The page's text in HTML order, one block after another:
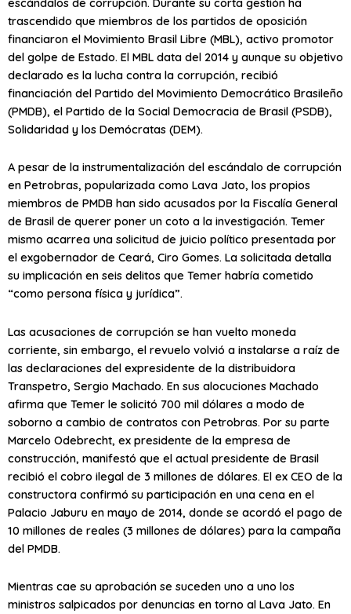
trascendido que miembros de los partidos de oposición
financiaron el Movimiento Brasil Libre (MBL), activo promotor
del golpe de Estado. El MBL data del 2014 y aunque su objetivo
declarado es la lucha contra la corrupción, recibió
financiación del Partido del Movimiento Democrático Brasileño
(PMDB), el Partido de la Social Democracia de Brasil (PSDB),
Solidaridad y los Demócratas (DEM).
A pesar de la instrumentalización del escándalo de corrupción
en Petrobras, popularizada como Lava Jato, los propios
miembros de PMDB han sido acusados por la Fiscalía General
de Brasil de querer poner un coto a la investigación. Temer
mismo acarrea una solicitud de juicio político presentada por
el exgobernador de Ceará, Ciro Gomes. La solicitada detalla
su implicación en seis delitos que Temer habría cometido
“como persona física y jurídica”.
Las acusaciones de corrupción se han vuelto moneda
corriente, sin embargo, el revuelo volvió a instalarse a raíz de
las declaraciones del expresidente de la distribuidora
Transpetro, Sergio Machado. En sus alocuciones Machado
afirma que Temer le solicitó 700 mil dólares a modo de
soborno a cambio de contratos con Petrobras. Por su parte
Marcelo Odebrecht, ex presidente de la empresa de
construcción, manifestó que el actual presidente de Brasil
recibió el cobro ilegal de 3 millones de dólares. El ex CEO de la
constructora confirmó su participación en una cena en el
Palacio Jaburu en mayo de 2014, donde se acordó el pago de
10 millones de reales (3 millones de dólares) para la campaña
del PMDB.
Mientras cae su aprobación se suceden uno a uno los
ministros salpicados por denuncias en torno al Lava Jato. En